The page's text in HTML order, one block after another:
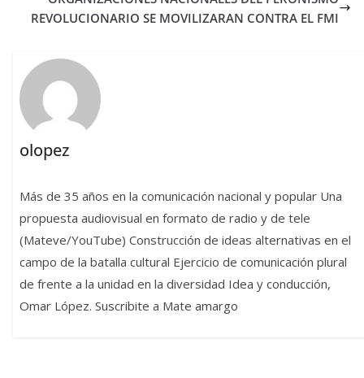
REVOLUCIONARIO SE MOVILIZARAN CONTRA EL FMI
olopez
Más de 35 años en la comunicación nacional y popular Una
propuesta audiovisual en formato de radio y de tele
(Mateve/YouTube) Construcción de ideas alternativas en el
campo de la batalla cultural Ejercicio de comunicación plural
de frente a la unidad en la diversidad Idea y conducción,
Omar López. Suscribite a Mate amargo